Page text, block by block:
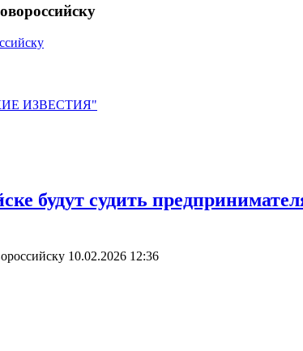
ИЗВЕСТИЯ"
будут судить
10.02.2026 12:36